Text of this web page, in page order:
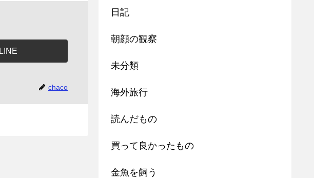
LINE
chaco
日記
朝顔の観察
未分類
海外旅行
読んだもの
買って良かったもの
金魚を飼う